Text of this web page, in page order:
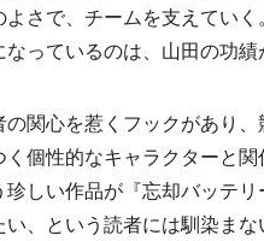
さで、チームを支えてい
っているのは、山田の功績
関心を惹くフックがあり
個性的なキャラクターと
しい作品が『忘却バッテ
、という読者には馴染ま